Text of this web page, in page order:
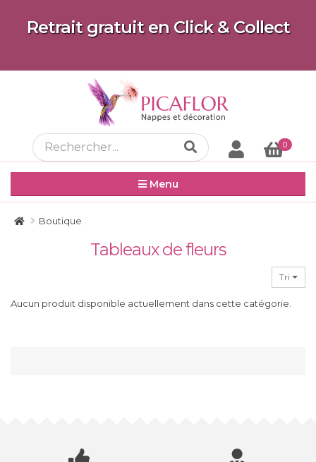
Retrait gratuit en Click & Collect
0
Menu
Boutique
Tableaux de fleurs
Tri
Aucun produit disponible actuellement dans cette catégorie.